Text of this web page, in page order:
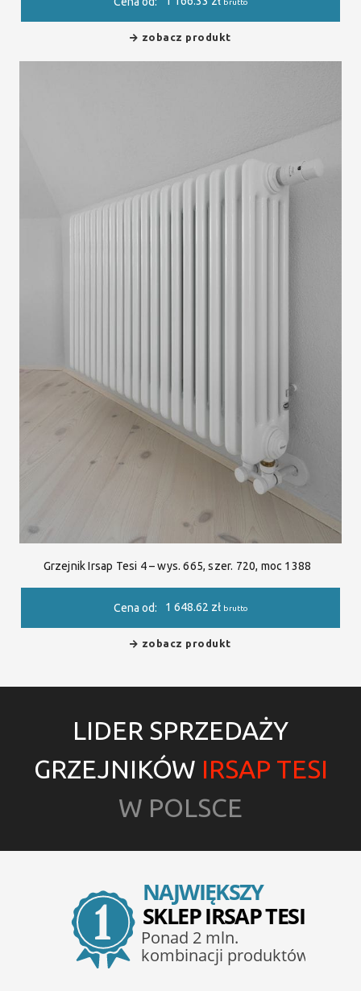
brutto
zobacz produkt
Grzejnik Irsap Tesi 4 – wys. 665, szer. 720, moc 1388
Cena od: 1 648.62 zł brutto
zobacz produkt
LIDER SPRZEDAŻY
GRZEJNIKÓW IRSAP TESI
W POLSCE